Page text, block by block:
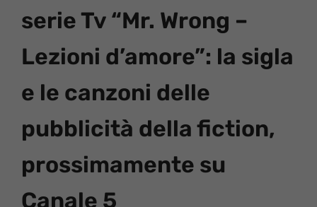
serie Tv “Mr. Wrong –
Lezioni d’amore”: la sigla
e le canzoni delle
pubblicità della fiction,
prossimamente su
Canale 5